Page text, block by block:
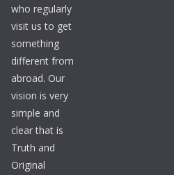
who regularly
visit us to get
something
different from
abroad. Our
vision is very
simple and
clear that is
Truth and
Original